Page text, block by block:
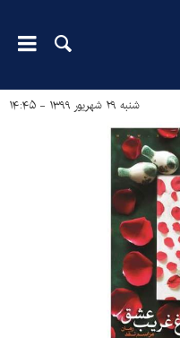
شنبه ۲۹ شهریور ۱۳۹۹ - ۱۴:۴۵